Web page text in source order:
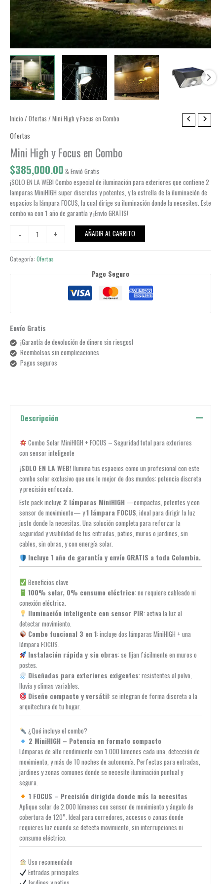
Inicio / Ofertas / Mini High y Focus en Combo
Ofertas
Mini High y Focus en Combo
$385,000.00 & Envió Gratis
¡SOLO EN LA WEB! Combo especial de iluminación para exteriores que contiene 2
lamparas MiniHIGH super discretas y potentes, y la estrella de la iluminación de
espacios la lámpara FOCUS, la cual dirige su iluminación donde la necesites. Este
combo va con 1 año de garantía y ¡Envío GRATIS!
-
Focus
+ AÑADIR AL CARRITO
Categoría: Ofertas
Pago Seguro
Envío Gratis
¡Garantía de devolución de dinero sin riesgos!
Reembolsos sin complicaciones
Pagos seguros
Descripción
Combo Solar MiniHIGH + FOCUS – Seguridad total para exteriores
con sensor inteligente
¡SOLO EN LA WEB!Ilumina tus espacios como un profesional con este
combo solar exclusivo que une lo mejor de dos mundos: potencia discreta
y precisión enfocada.
Este pack incluye 2 lámparas MiniHIGH—compactas, potentes y con
sensor de movimiento— y1 lámpara FOCUS, ideal para dirigir la luz
justo donde la necesitas. Una solución completa para reforzar la
seguridad y visibilidad de tus entradas, patios, muros o jardines, sin
cables, sin obras, y con energía solar.
Incluye 1 año de garantía y envío GRATIS a toda Colombia.
Beneficios clave
100% solar, 0% consumo eléctrico: no requiere cableado ni
conexión eléctrica.
Iluminación inteligente con sensor PIR: activa la luz al
detectar movimiento.
Combo funcional 3 en 1: incluye dos lámparas MiniHIGH + una
lámpara FOCUS.
Instalación rápida y sin obras: se fijan fácilmente en muros o
postes.
Diseñadas para exteriores exigentes: resistentes al polvo,
lluvia y climas variables.
Diseño compacto y versátil: se integran de forma discreta a la
arquitectura de tu hogar.
¿Qué incluye el combo?
2 MiniHIGH – Potencia en formato compacto
Lámparas de alto rendimiento con 1.000 lúmenes cada una, detección de
movimiento, y más de 10 noches de autonomía. Perfectas para entradas,
jardines y zonas comunes donde se necesite iluminación puntual y
segura.
1 FOCUS – Precisión dirigida donde más la necesitas
Aplique solar de 2.000 lúmenes con sensor de movimiento y ángulo de
cobertura de 120°. Ideal para corredores, accesos o zonas donde
requieres luz cuando se detecta movimiento, sin interrupciones ni
consumo eléctrico.
Uso recomendado
Entradas principales